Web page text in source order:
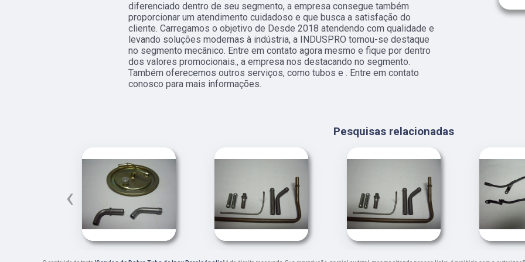
diferenciado dentro de seu segmento, a empresa consegue também
proporcionar um atendimento cuidadoso e que busca a satisfação do
cliente. Carregamos o objetivo de Desde 2018 atendendo com qualidade e
levando soluções modernas à indústria, a INDUSPRO tornou-se destaque
no segmento mecânico. Entre em contato agora mesmo e fique por dentro
dos valores promocionais., a empresa nos destacando no segmento.
Também oferecemos outros serviços, como tubos e . Entre em contato
conosco para mais informações.
Pesquisas relacionadas
‹